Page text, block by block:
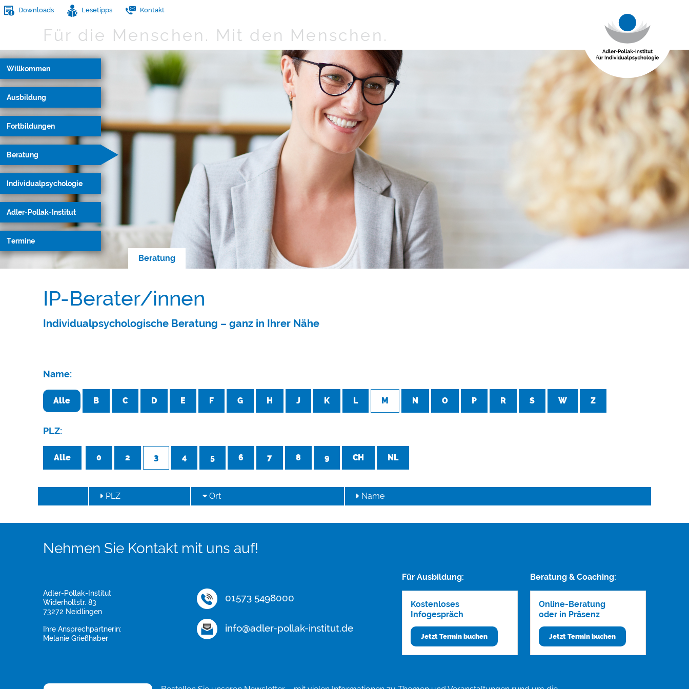
Downloads Lesetipps Kontakt
Für die Menschen. Mit den Menschen.
Willkommen
Ausbildung
Fortbildungen
Beratung
Individualpsychologie
Adler-Pollak-Institut
Termine
Beratung
IP-Berater/innen
Individualpsychologische Beratung – ganz in Ihrer Nähe
Name:
Alle B C D E F G H J K L M N O P R S W Z
PLZ:
Alle 0 2 3 4 5 6 7 8 9 CH NL
PLZ Ort Name
Nehmen Sie Kontakt mit uns auf!
Adler-Pollak-Institut
Widerholtstr. 83
73272 Neidlingen
Ihre Ansprechpartnerin:
Melanie Grießhaber
01573 5498000
info@adler-pollak-institut.de
Für Ausbildung:
Kostenloses
Infogespräch
Jetzt Termin buchen
Beratung & Coaching:
Online-Beratung
oder in Präsenz
Jetzt Termin buchen